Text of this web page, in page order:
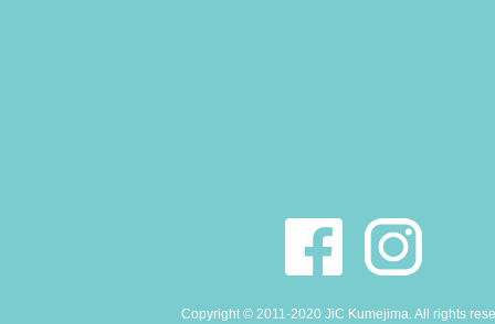
Copyright © 2011-2020 JiC Kumejima. All rights